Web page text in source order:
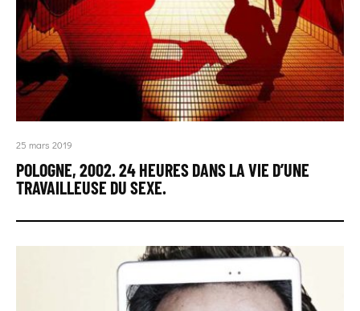
25 mars 2019
POLOGNE, 2002. 24 HEURES DANS LA VIE D’UNE
TRAVAILLEUSE DU SEXE.